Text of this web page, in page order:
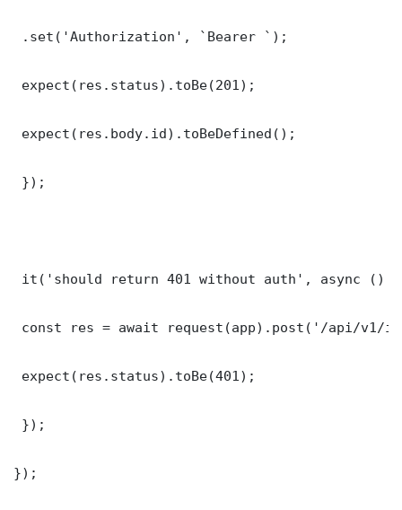
.set('Authorization', `Bearer `);
expect(res.status).toBe(201);
expect(res.body.id).toBeDefined();
});
it('should return 401 without auth', async ()
const res = await request(app).post('/api/v1/
expect(res.status).toBe(401);
});
});